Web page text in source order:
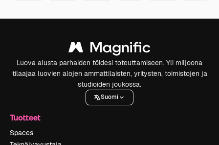
Luova alusta parhaiden töidesi toteuttamiseen. Yli miljoona
tilaajaa luovien alojen ammattilaisten, yritysten, toimistojen ja
studioiden joukossa.
Suomi
Tuotteet
Spaces